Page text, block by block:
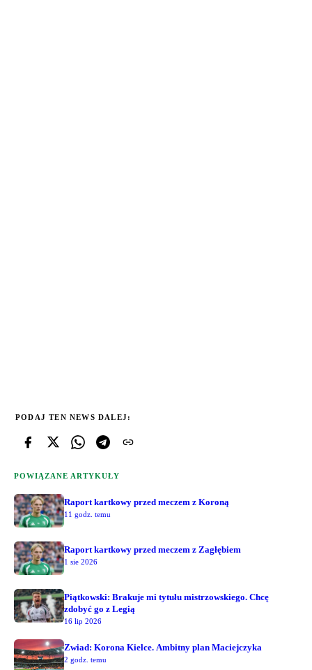
PODAJ TEN NEWS DALEJ:
POWIĄZANE ARTYKUŁY
Raport kartkowy przed meczem z Koroną
11 godz. temu
Raport kartkowy przed meczem z Zagłębiem
1 sie 2026
Piątkowski: Brakuje mi tytułu mistrzowskiego. Chcę
zdobyć go z Legią
16 lip 2026
Zwiad: Korona Kielce. Ambitny plan Maciejczyka
2 godz. temu